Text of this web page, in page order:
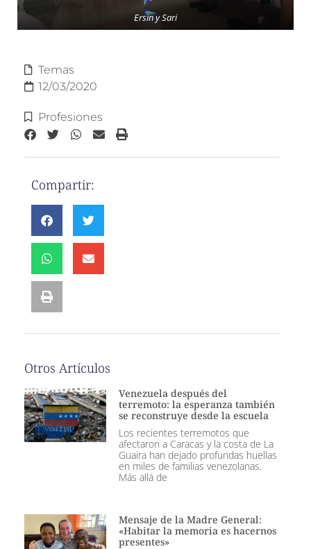
Ersin y Sari
Temas
12/03/2020
Profesiones
Compartir:
Otros Artículos
Venezuela después del
terremoto: la esperanza también
se reconstruye desde la escuela
Los recientes terremotos que
afectaron a Caracas y la costa de La
Guaira han dejado profundas huellas
en miles de familias venezolanas.
Más allá de
Mensaje de la Madre General:
«Habitar la memoria es hacernos
presentes»